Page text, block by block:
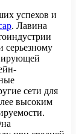
успехов и
. Лавина
серьезному
сети для
высоким